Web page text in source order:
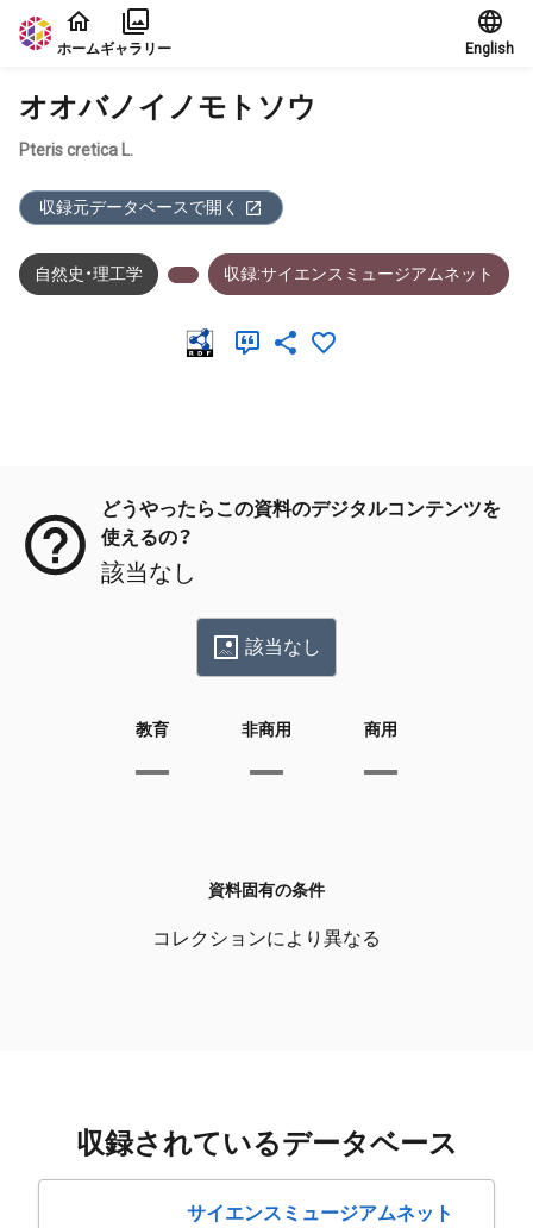
本文に飛ぶ
ホームギャラリー English
オオバノイノモトソウ
Pteris cretica L.
収録元データベースで開く
自然史・理工学 収録:サイエンスミュージアムネット
どうやったらこの資料のデジタルコンテンツを
使えるの？
該当なし
該当なし
教育 非商用 商用
資料固有の条件
コレクションにより異なる
収録されているデータベース
サイエンスミュージアムネット